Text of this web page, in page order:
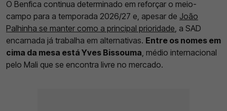
O Benfica continua determinado em reforçar o meio-
campo para a temporada 2026/27 e, apesar de João
Palhinha se manter como a principal prioridade, a SAD
encarnada já trabalha em alternativas. Entre os nomes em
cima da mesa está Yves Bissouma, médio internacional
pelo Mali que se encontra livre no mercado.